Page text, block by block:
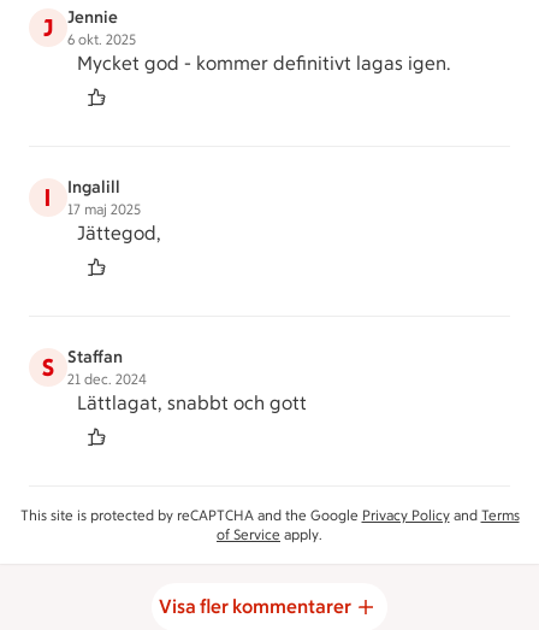
J Jennie
6 okt. 2025
Mycket god - kommer definitivt lagas igen.
I Ingalill
17 maj 2025
Jättegod,
S Staffan
21 dec. 2024
Lättlagat, snabbt och gott
This site is protected by reCAPTCHA and the Google Privacy Policyand Terms
of Service apply.
Visa fler kommentarer